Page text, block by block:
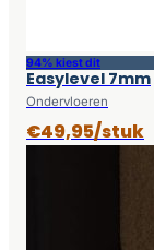
94% kiest dit
Easylevel 7mm
Ondervloeren
€49,95/stuk